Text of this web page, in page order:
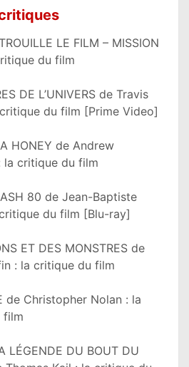
LE FILM – MISSION
du film
DE L’UNIVERS de Travis
du film [Prime Video]
HONEY de Andrew
la critique du film
80 de Jean-Baptiste
du film [Blu-ray]
ET DES MONSTRES de
: la critique du film
de Christopher Nolan : la
film
LÉGENDE DU BOUT DU